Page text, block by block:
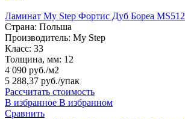
Ламинат My Step Фортис Дуб Бореа MS512
Страна: Польша
Производитель: My Step
Класс: 33
Толщина, мм: 12
4 090 руб./м2
5 288,37 руб./упак
Рассчитать стоимость
В избранное В избранном
Сравнить